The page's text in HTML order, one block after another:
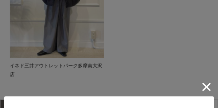
イネド三井アウトレットパーク多摩南大沢
店